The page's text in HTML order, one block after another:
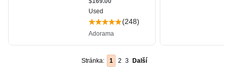
Stránka: 1 2 3 Další